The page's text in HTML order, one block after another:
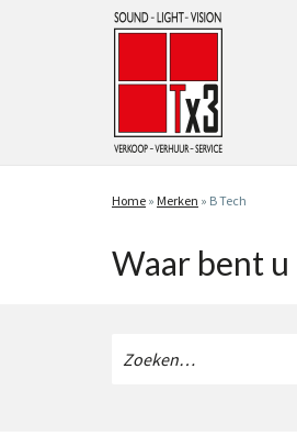
Home » Merken » B Tech
Waar bent u
naar: